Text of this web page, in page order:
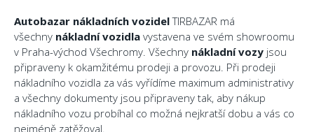
Autobazar nákladních vozidelTIRBAZAR má
všechny nákladní vozidla vystavena ve svém showroomu
v Praha-východ Všechromy. Všechny nákladní vozy jsou
připraveny k okamžitému prodeji a provozu. Při prodeji
nákladního vozidla za vás vyřídíme maximum administrativy
a všechny dokumenty jsou připraveny tak, aby nákup
nákladního vozu probíhal co možná nejkratší dobu a vás co
nejméně zatěžoval.